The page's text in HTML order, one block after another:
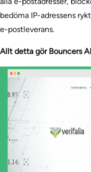
bedöma IP-adressens
e-postleverans.
Allt detta gör Bouncers